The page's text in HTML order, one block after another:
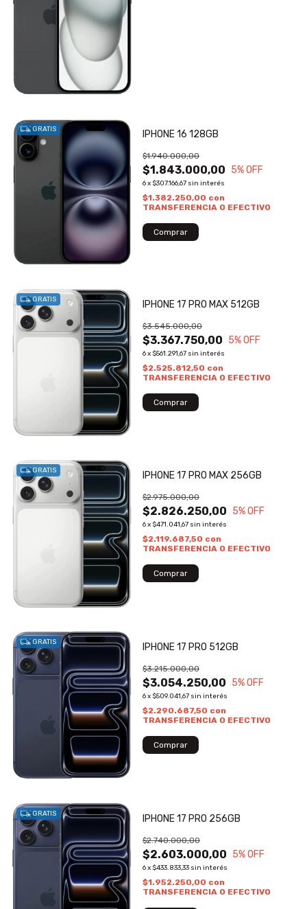
GRATIS IPHONE 16 128GB
$1.843.000,00
$1.940.000,00
5% OFF
6x $307.166,67 sin interés
$1.382.250,00 con
TRANSFERENCIA O EFECTIVO
GRATIS IPHONE 17 PRO MAX 512GB
$3.367.750,00
$3.545.000,00
5% OFF
6x $561.291,67 sin interés
$2.525.812,50 con
TRANSFERENCIA O EFECTIVO
GRATIS IPHONE 17 PRO MAX 256GB
$2.826.250,00
$2.975.000,00
5% OFF
6x $471.041,67 sin interés
$2.119.687,50 con
TRANSFERENCIA O EFECTIVO
GRATIS IPHONE 17 PRO 512GB
$3.054.250,00
$3.215.000,00
5% OFF
6x $509.041,67 sin interés
$2.290.687,50 con
TRANSFERENCIA O EFECTIVO
GRATIS IPHONE 17 PRO 256GB
$2.603.000,00
$2.740.000,00
5% OFF
6x $433.833,33 sin interés
$1.952.250,00 con
TRANSFERENCIA O EFECTIVO